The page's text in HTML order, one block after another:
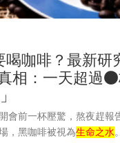
喝咖啡？最新研
相：一天超過
會前一杯壓驚，熬夜趕報
，黑咖啡被視為生命之水
防癌。但這篇2026年發表